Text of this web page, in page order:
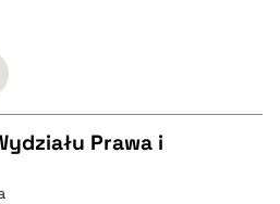
Prawa i